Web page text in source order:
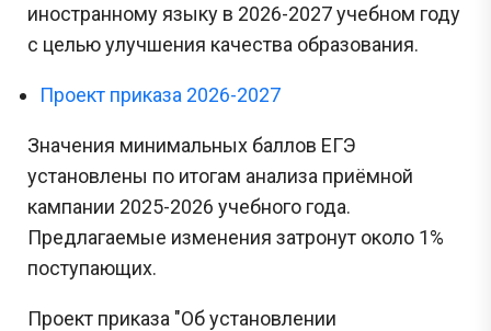
иностранному языку в 2026-2027 учебном году
с целью улучшения качества образования.
Проект приказа 2026-2027
Значения минимальных баллов ЕГЭ
установлены по итогам анализа приёмной
кампании 2025-2026 учебного года.
Предлагаемые изменения затронут около 1%
поступающих.
Проект приказа "Об установлении